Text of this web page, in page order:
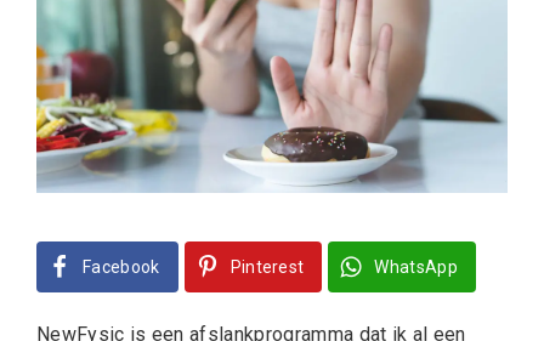
Facebook Pinterest WhatsApp
NewFysic is een afslankprogramma dat ik al een